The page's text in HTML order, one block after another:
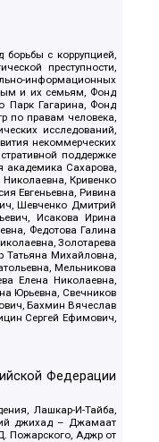
с коррупцией,
преступности,
информационных
и их семьям, Фонд
Парк Гагарина, Фонд
по правам человека,
исследований,
некоммерческих
поддержке
академика Сахарова,
Кривенко
Евгеньевна, Ривина
Шевченко Дмитрий
Исакова Ирина
Федотова Галина
Золотарева
Татьяна Михайловна,
Мельникова
Елена Николаевна,
Юрьевна, Свечников
Бахмин Вячеслав
Сергей Ефимович,
Федерации
Лашкар-И-Тайба,
джихад – Джамаат
Пожарского, Аджр от